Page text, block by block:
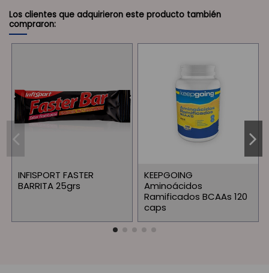
Los clientes que adquirieron este producto también
compraron:
INFISPORT FASTER
BARRITA 25grs
KEEPGOING
Aminoácidos
Ramificados BCAAs 120
caps